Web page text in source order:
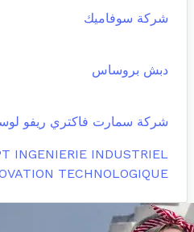
شركة سوفاميك
دبش بروساس
شركة سمارت فاكتري ريفو
INGENIERIE INDUSTRIEL
TECHNOLOGIQUE